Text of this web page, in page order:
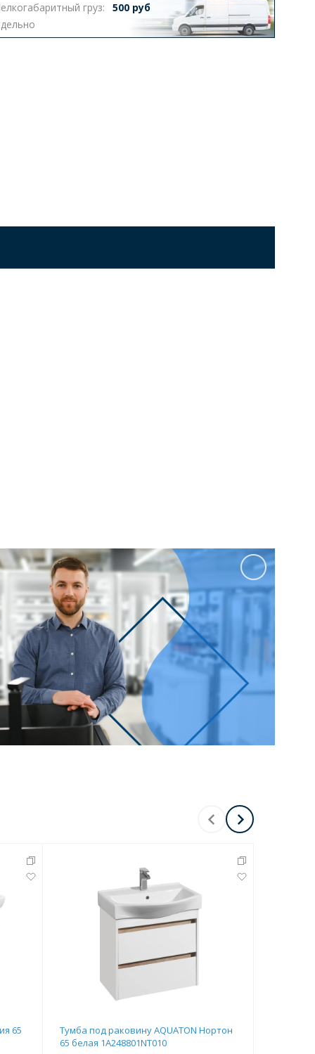
Перейти в раздел
Подвесные
60 см 65 см 70 см
80 см
Перейти в раздел
Перейти в раздел
Перейти в раздел
груз:
500 руб
65
Тумба под раковину AQUATON Нортон
65 белая 1A248801NT010